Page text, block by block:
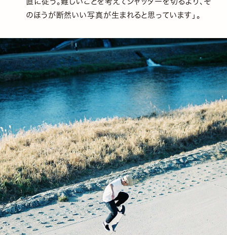
のほうが断然いい写真が生まれると思っています」。